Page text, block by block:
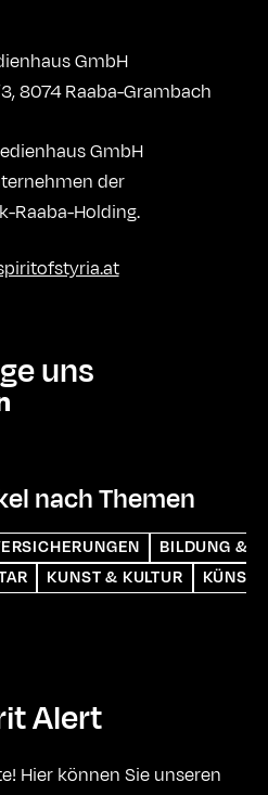
GmbH
8074 Raaba-Grambach
GmbH
der
Raaba-Holding.
uns
nach Themen
BILDUNG &
KUNST & KULTUR
Alert
Hier können Sie unseren